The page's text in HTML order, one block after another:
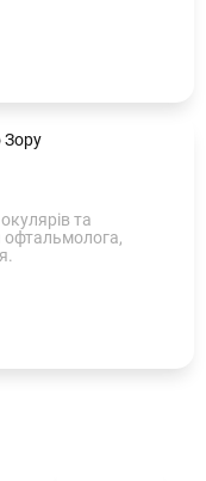
та
офтальмолога,